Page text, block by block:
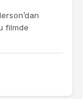
filmde